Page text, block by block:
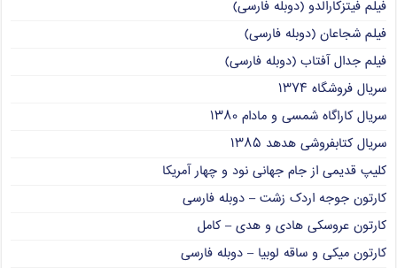
فیلم فیتزکارالدو (دوبله فارسی)
فیلم شجاعان (دوبله فارسی)
فیلم جدال آفتاب (دوبله فارسی)
سریال فروشگاه ۱۳۷۴
سریال کاراگاه شمسی و مادام ۱۳۸۰
سریال کتابفروشی هدهد ۱۳۸۵
کلیپ قدیمی از جام جهانی نود و چهار آمریکا
کارتون جوجه اردک زشت – دوبله فارسی
کارتون عروسکی هادی و هدی – کامل
کارتون میکی و ساقه لوبیا – دوبله فارسی